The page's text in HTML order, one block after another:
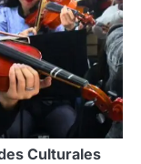
Culturales